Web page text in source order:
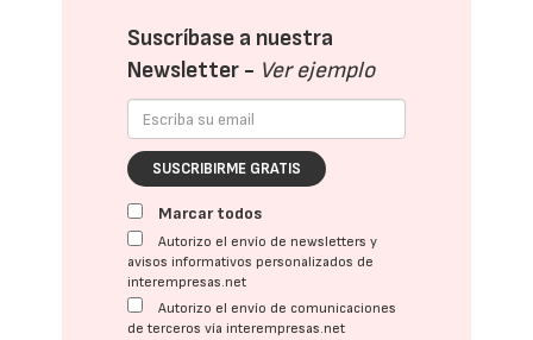
Suscríbase a nuestra
Newsletter - Ver ejemplo
SUSCRIBIRME GRATIS
Marcar todos
Autorizo el envío de newsletters y
avisos informativos personalizados de
interempresas.net
Autorizo el envío de comunicaciones
de terceros vía interempresas.net